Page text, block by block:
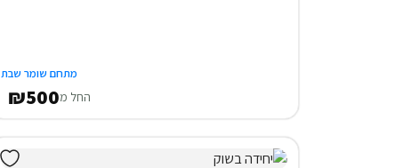
מתחם שומר שבת
החל מ₪500